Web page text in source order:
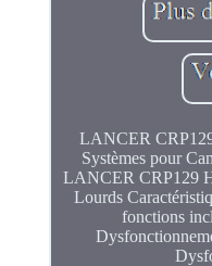
LANCER
Systèmes pour
LANCER CRP129
Lourds
fonctions